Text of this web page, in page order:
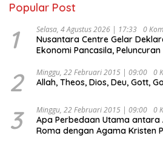
Popular Post
1 Selasa, 4 Agustus 2026 | 17:33 0
Nusantara Centre Gelar
Ekonomi Pancasila,
Ekonomi Politik Indonesia) &
“Urgensi Undang-Undang
Indonesia Emas 2045”,
2 Minggu, 22 Februari 2015 | 09:00 0
Allah, Theos, Dios, Deu, Gott,
3 Minggu, 22 Februari 2015 | 09:00 0
Apa Perbedaan Utama antara
Roma dengan Agama Kristen